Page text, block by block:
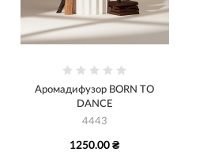
Аромадифузор BORN TO
DANCE
4443
1250.00 ₴